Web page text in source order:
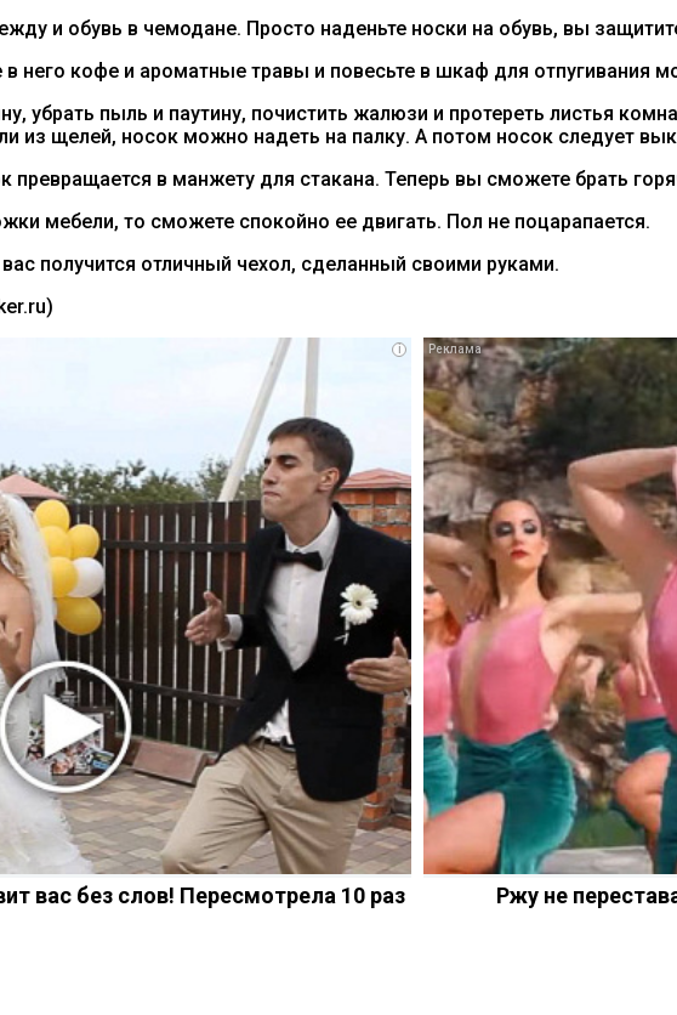
и обувь в чемодане. Просто наденьте носки на обувь, вы
него кофе и ароматные травы и повесьте в шкаф для отпугивания
пыль и паутину, почистить жалюзи и протереть листья
из щелей, носок можно надеть на палку. А потом носок следует
превращается в манжету для стакана. Теперь вы сможете брать
мебели, то сможете спокойно ее двигать. Пол не поцарапается.
получится отличный чехол, сделанный своими руками.
i
вас без слов! Пересмотрела 10 раз Ржу не